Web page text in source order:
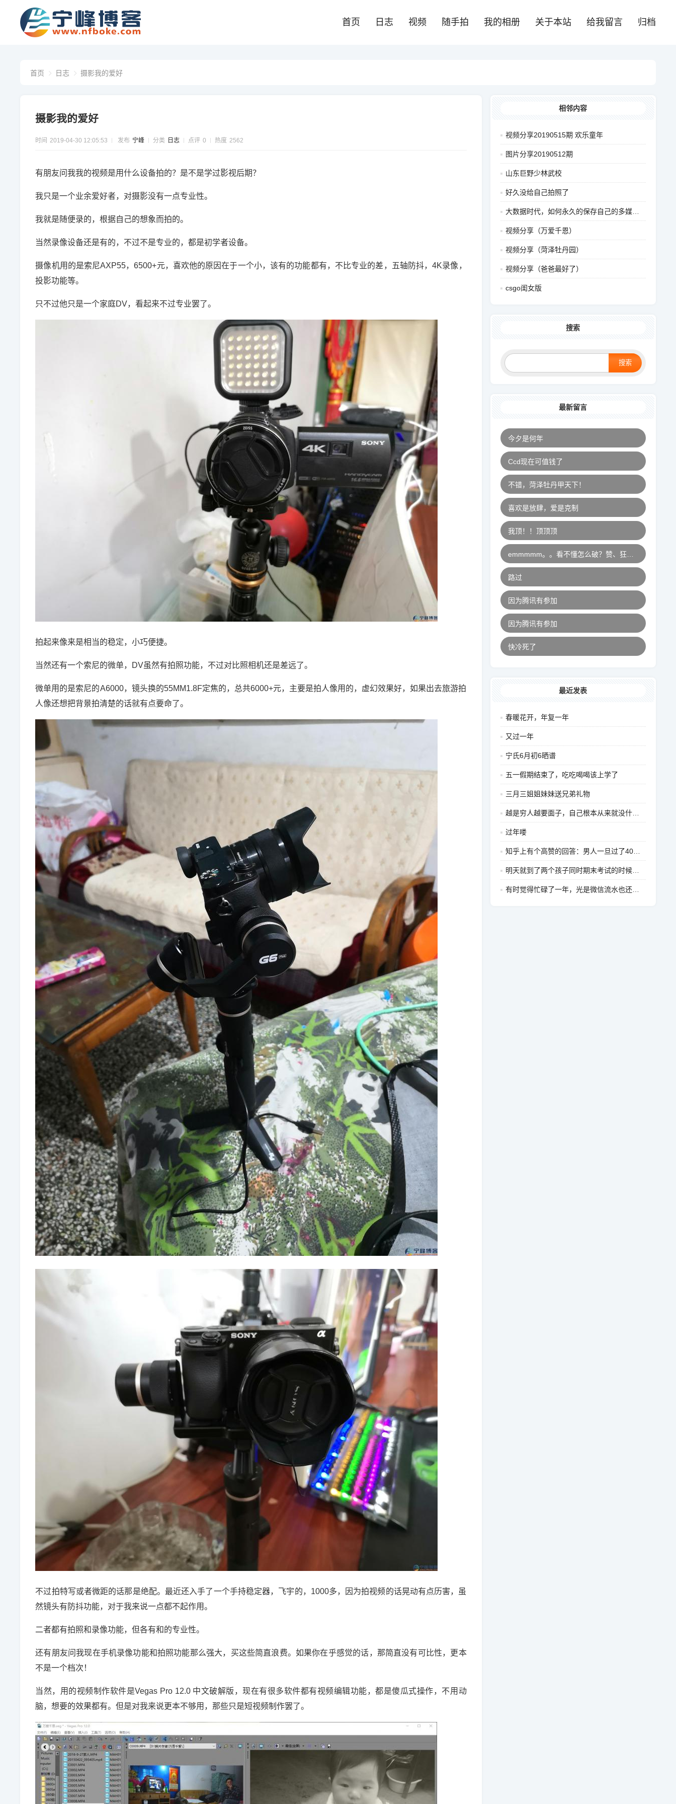
首页 日志 视频 随手拍 我的相册 关于本站 给我留言 归档
首页 日志 摄影我的爱好
摄影我的爱好
时间 2019-04-30 12:05:53 发布 宁峰 分类 日志 点评 0 热度 2562
有朋友问我我的视频是用什么设备拍的？是不是学过影视后期？
我只是一个业余爱好者，对摄影没有一点专业性。
我就是随便录的，根据自己的想象而拍的。
当然录像设备还是有的，不过不是专业的，都是初学者设备。
摄像机用的是索尼AXP55，6500+元，喜欢他的原因在于一个小，该有的功能都有，不比专业的差，五轴防抖，4K录像，
投影功能等。
只不过他只是一个家庭DV，看起来不过专业罢了。
拍起来像来是相当的稳定，小巧便捷。
当然还有一个索尼的微单，DV虽然有拍照功能，不过对比照相机还是差远了。
微单用的是索尼的A6000，镜头换的55MM1.8F定焦的，总共6000+元，主要是拍人像用的，虚幻效果好，如果出去旅游拍
人像还想把背景拍清楚的话就有点要命了。
不过拍特写或者微距的话那是绝配。最近还入手了一个手持稳定器，飞宇的，1000多，因为拍视频的话晃动有点历害，虽
然镜头有防抖功能，对于我来说一点都不起作用。
二者都有拍照和录像功能，但各有和的专业性。
还有朋友问我现在手机录像功能和拍照功能那么强大，买这些简直浪费。如果你在乎感觉的话，那简直没有可比性，更本
不是一个档次！
当然，用的视频制作软件是Vegas Pro 12.0 中文破解版，现在有很多软件都有视频编辑功能，都是傻瓜式操作，不用动
脑，想要的效果都有。但是对我来说更本不够用，那些只是短视频制作罢了。
相邻内容
视频分享20190515期 欢乐童年
图片分享20190512期
山东巨野少林武校
好久没给自己拍照了
大数据时代，如何永久的保存自己的多媒体数据?
视频分享（万爱千恩）
视频分享（菏泽牡丹园）
视频分享（爸爸最好了）
csgo闺女版
搜索
最新留言
今夕是何年
Ccd现在可值钱了
不错，菏泽牡丹甲天下！
喜欢是放肆，爱是克制
我顶！！顶顶顶
emmmmm。。看不懂怎么破？赞、狂赞、超赞、不得不赞、史上最赞！
路过
因为腾讯有参加
因为腾讯有参加
快冷死了
最近发表
春暖花开，年复一年
又过一年
宁氏6月初6晒谱
五一假期结束了，吃吃喝喝该上学了
三月三姐姐妹妹送兄弟礼物
越是穷人越要面子，自己根本从来就没什么面子，前20
过年喽
知乎上有个高赞的回答：男人一旦过了40岁，最怕的五
明天就到了两个孩子同时期末考试的时候了，正好在同一
有时觉得忙碌了一年，光是微信流水也还可以，可是挣的